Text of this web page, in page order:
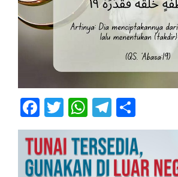
Facebook
Twitter
WhatsApp
Telegram